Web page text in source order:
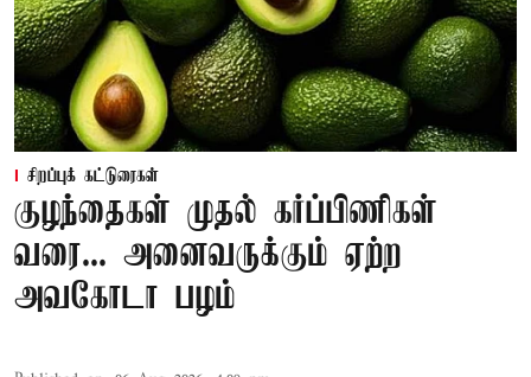
சிறப்புக் கட்டுரைகள்
குழந்தைகள் முதல் கர்ப்பிணிகள்
வரை... அனைவருக்கும் ஏற்ற
அவகோடா பழம்